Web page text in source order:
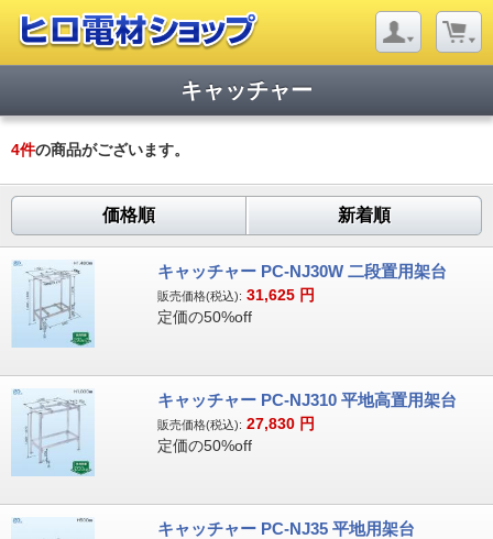
キャッチャー
4件の商品がございます。
価格順 新着順
キャッチャー PC-NJ30W 二段置用架台
販売価格(税込): 31,625 円
定価の50%off
キャッチャー PC-NJ310 平地高置用架台
販売価格(税込): 27,830 円
定価の50%off
キャッチャー PC-NJ35 平地用架台